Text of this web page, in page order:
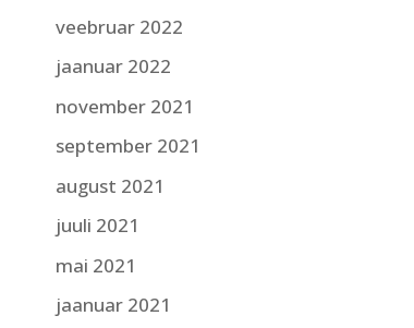
veebruar 2022
jaanuar 2022
november 2021
september 2021
august 2021
juuli 2021
mai 2021
jaanuar 2021